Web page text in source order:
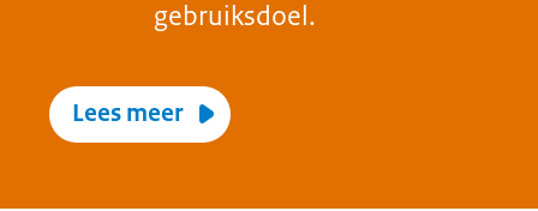
Voortdurend meten van de
Het in huis hebben van de nodige
kennis en expertise op het gebied